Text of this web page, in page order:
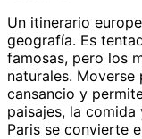
Un itinerario
geografía. Es
famosas, pero los
naturales.
cansancio y
paisajes, la
Paris se convierte